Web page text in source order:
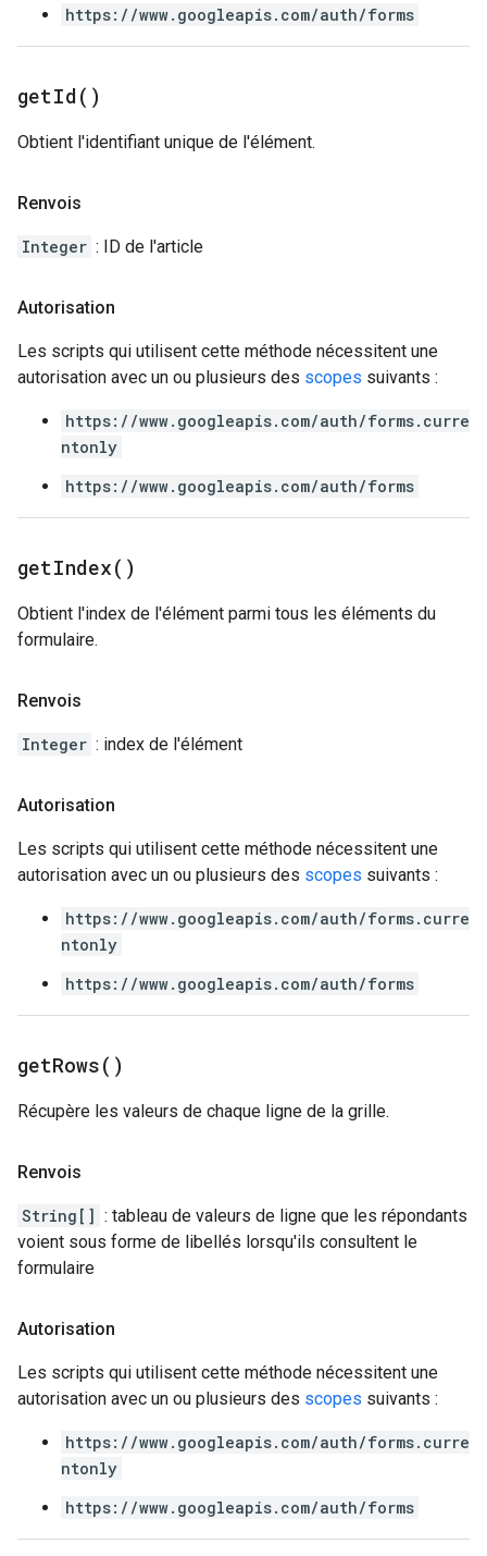
https://www.googleapis.com/auth/forms
getId( )
Obtient l'identifiant unique de l'élément.
Renvois
Integer : ID de l'article
Autorisation
Les scripts qui utilisent cette méthode nécessitent une
autorisation avec un ou plusieurs des scopes suivants :
https://www.googleapis.com/auth/forms.curre
ntonly
https://www.googleapis.com/auth/forms
getIndex( )
Obtient l'index de l'élément parmi tous les éléments du
formulaire.
Renvois
Integer : index de l'élément
Autorisation
Les scripts qui utilisent cette méthode nécessitent une
autorisation avec un ou plusieurs des scopes suivants :
https://www.googleapis.com/auth/forms.curre
ntonly
https://www.googleapis.com/auth/forms
getRows( )
Récupère les valeurs de chaque ligne de la grille.
Renvois
String[] : tableau de valeurs de ligne que les répondants
voient sous forme de libellés lorsqu'ils consultent le
formulaire
Autorisation
Les scripts qui utilisent cette méthode nécessitent une
autorisation avec un ou plusieurs des scopes suivants :
https://www.googleapis.com/auth/forms.curre
ntonly
https://www.googleapis.com/auth/forms